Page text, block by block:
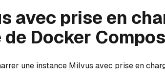
avec prise en
de Docker
une instance Milvus avec prise en